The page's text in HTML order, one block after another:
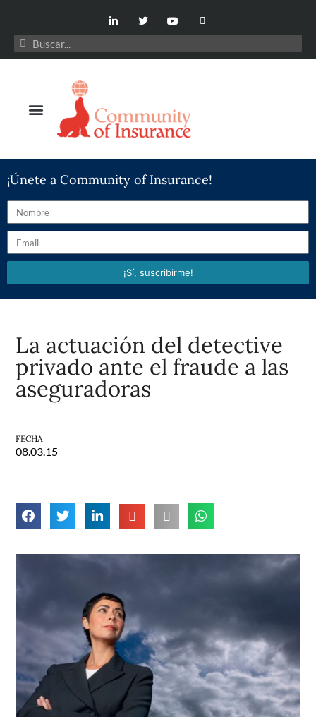
¡Únete a Community of Insurance!
¡Sí, suscribirme!
La actuación del detective
privado ante el fraude a las
aseguradoras
FECHA
08.03.15